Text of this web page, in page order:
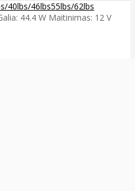
40lbs/46lbs55lbs/62lbs
44.4 W Maitinimas: 12 V